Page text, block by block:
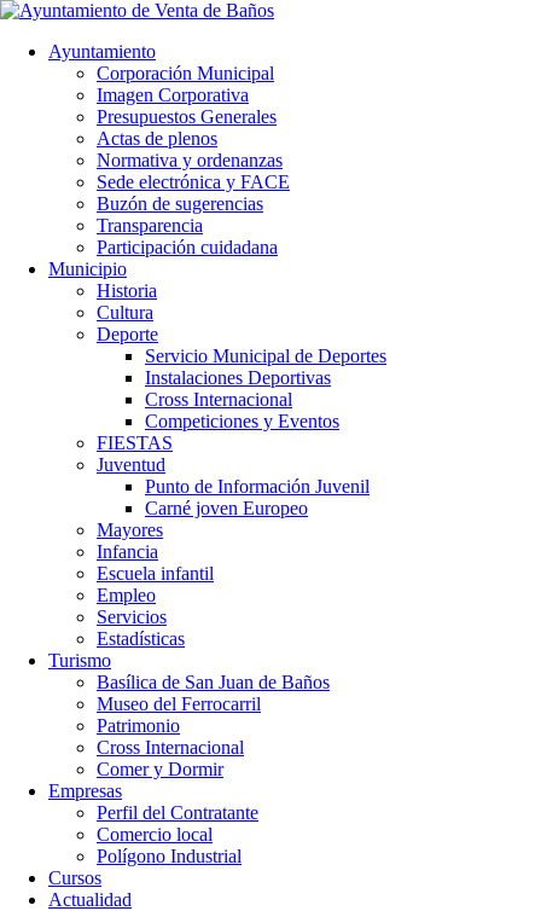
Ayuntamiento
Corporación Municipal
Imagen Corporativa
Presupuestos Generales
Actas de plenos
Normativa y ordenanzas
Sede electrónica y FACE
Buzón de sugerencias
Transparencia
Participación cuidadana
Municipio
Historia
Cultura
Deporte
Servicio Municipal de Deportes
Instalaciones Deportivas
Cross Internacional
Competiciones y Eventos
FIESTAS
Juventud
Punto de Información Juvenil
Carné joven Europeo
Mayores
Infancia
Escuela infantil
Empleo
Servicios
Estadísticas
Turismo
Basílica de San Juan de Baños
Museo del Ferrocarril
Patrimonio
Cross Internacional
Comer y Dormir
Empresas
Perfil del Contratante
Comercio local
Polígono Industrial
Cursos
Actualidad